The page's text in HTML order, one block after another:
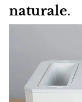
naturale.